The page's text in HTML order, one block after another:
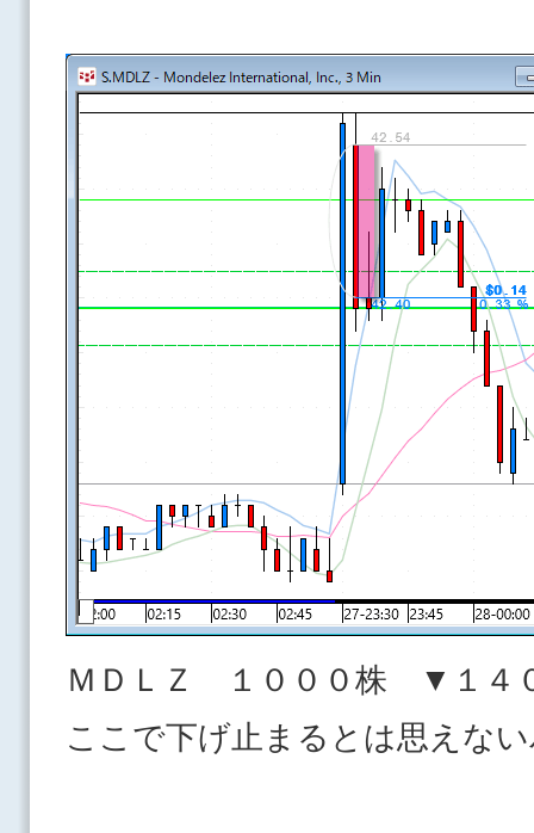
ＭＤＬＺ １０００株 ▼１４
ここで下げ止まるとは思えな